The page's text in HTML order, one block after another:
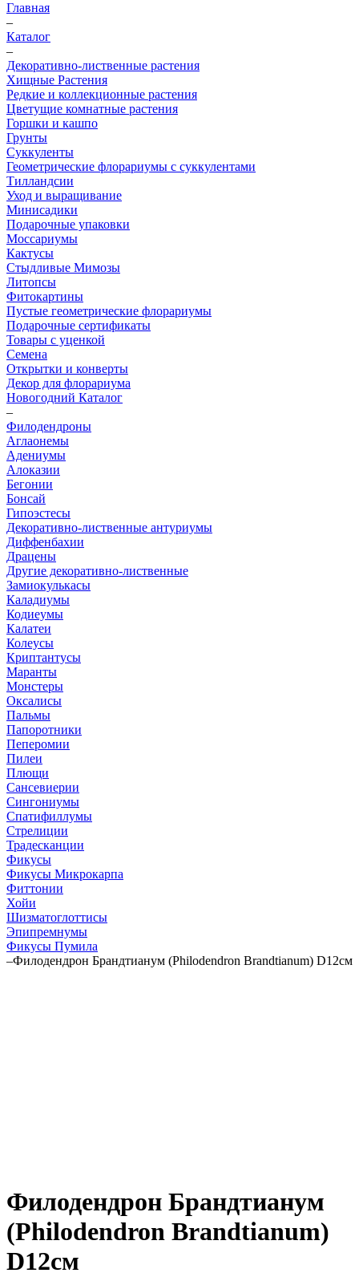
Главная
–
Каталог
–
Декоративно-лиственные растения
Хищные Растения
Редкие и коллекционные растения
Цветущие комнатные растения
Горшки и кашпо
Грунты
Суккуленты
Геометрические флорариумы с суккулентами
Тилландсии
Уход и выращивание
Минисадики
Подарочные упаковки
Моссариумы
Кактусы
Стыдливые Мимозы
Литопсы
Фитокартины
Пустые геометрические флорариумы
Подарочные сертификаты
Товары с уценкой
Семена
Открытки и конверты
Декор для флорариума
Новогодний Каталог
–
Филодендроны
Аглаонемы
Адениумы
Алоказии
Бегонии
Бонсай
Гипоэстесы
Декоративно-лиственные антуриумы
Диффенбахии
Драцены
Другие декоративно-лиственные
Замиокулькасы
Каладиумы
Кодиеумы
Калатеи
Колеусы
Криптантусы
Маранты
Монстеры
Оксалисы
Пальмы
Папоротники
Пеперомии
Пилеи
Плющи
Сансевиерии
Сингониумы
Спатифиллумы
Стрелиции
Традесканции
Фикусы
Фикусы Микрокарпа
Фиттонии
Хойи
Шизматоглоттисы
Эпипремнумы
Фикусы Пумила
–Филодендрон Брандтианум (Philodendron Brandtianum) D12см
Филодендрон Брандтианум
(Philodendron Brandtianum)
D12см